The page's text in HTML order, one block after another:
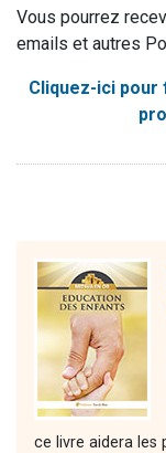
Vous pourrez
emails et autres
Cliquez-ici
ce livre aidera les